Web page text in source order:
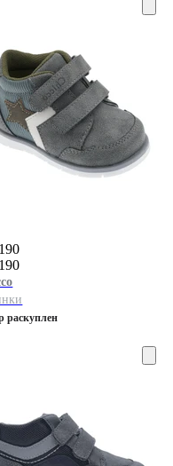
раскуплен